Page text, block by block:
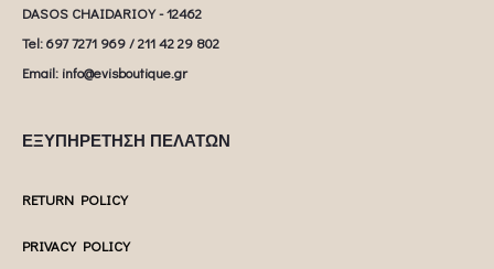
DASOS CHAIDARIOY - 12462
Tel: 697 7271 969 / 211 42 29 802
Email: info@evisboutique.gr
ΕΞΥΠΗΡΕΤΗΣΗ ΠΕΛΑΤΩΝ
RETURN POLICY
PRIVACY POLICY